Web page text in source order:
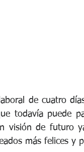
de cuatro
todavía puede
visión de futuro
más felices y